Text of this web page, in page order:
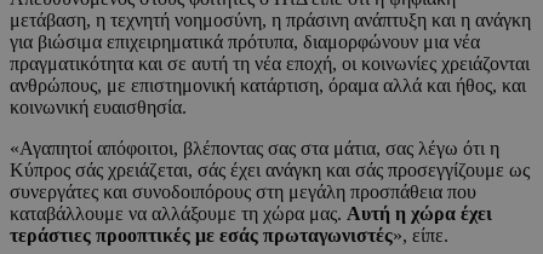
μετάβαση, η τεχνητή νοημοσύνη, η πράσινη ανάπτυξη και η ανάγκη
για βιώσιμα επιχειρηματικά πρότυπα, διαμορφώνουν μια νέα
πραγματικότητα και σε αυτή τη νέα εποχή, οι κοινωνίες χρειάζονται
ανθρώπους, με επιστημονική κατάρτιση, όραμα αλλά και ήθος, και
κοινωνική ευαισθησία.
«Αγαπητοί απόφοιτοι, βλέποντας σας στα μάτια, σας λέγω ότι η
Κύπρος σάς χρειάζεται, σάς έχει ανάγκη και σάς προσεγγίζουμε ως
συνεργάτες και συνοδοιπόρους στη μεγάλη προσπάθεια που
καταβάλλουμε να αλλάξουμε τη χώρα μας. Αυτή η χώρα έχει
τεράστιες προοπτικές με εσάς πρωταγωνιστές», είπε.